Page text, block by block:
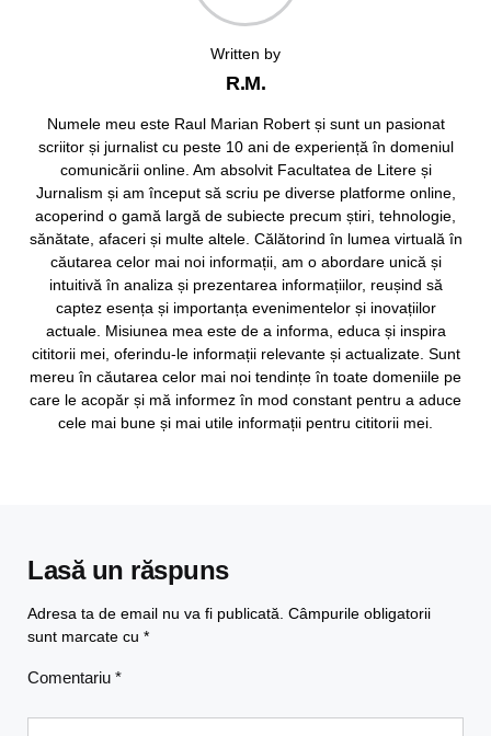
Written by
R.M.
Numele meu este Raul Marian Robert și sunt un pasionat
scriitor și jurnalist cu peste 10 ani de experiență în domeniul
comunicării online. Am absolvit Facultatea de Litere și
Jurnalism și am început să scriu pe diverse platforme online,
acoperind o gamă largă de subiecte precum știri, tehnologie,
sănătate, afaceri și multe altele. Călătorind în lumea virtuală în
căutarea celor mai noi informații, am o abordare unică și
intuitivă în analiza și prezentarea informațiilor, reușind să
captez esența și importanța evenimentelor și inovațiilor
actuale. Misiunea mea este de a informa, educa și inspira
cititorii mei, oferindu-le informații relevante și actualizate. Sunt
mereu în căutarea celor mai noi tendințe în toate domeniile pe
care le acopăr și mă informez în mod constant pentru a aduce
cele mai bune și mai utile informații pentru cititorii mei.
Lasă un răspuns
Adresa ta de email nu va fi publicată. Câmpurile obligatorii
sunt marcate cu *
Comentariu *